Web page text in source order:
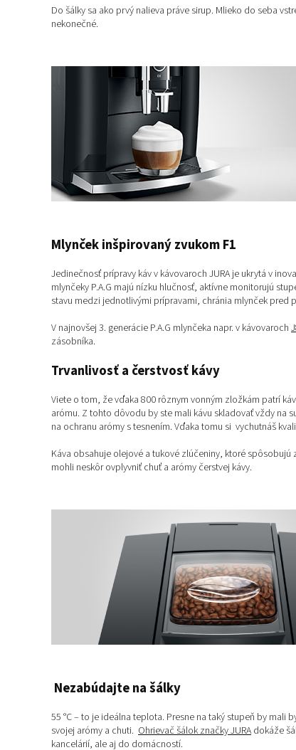
Do šálky sa ako prvý nalieva práve sirup. Mlieko do seba
nekonečné.
Mlynček inšpirovaný zvukom F1
Jedinečnosť prípravy káv v kávovaroch JURA je ukrytá v
mlynčeky P.A.G majú nízku hlučnosť, aktívne monitorujú
stavu medzi jednotlivými prípravami, chránia mlynček pred
V najnovšej 3. generácie P.A.G mlynčeka napr. v kávovaroch
zásobníka.
Trvanlivosť a čerstvosť kávy
Viete o tom, že vďaka 800 rôznym vonným zložkám patrí
arómu. Z tohto dôvodu by ste mali kávu skladovať vždy na
na ochranu arómy s tesnením. Vďaka tomu si vychutnáš
Káva obsahuje olejové a tukové zlúčeniny, ktoré
mohli neskôr ovplyvniť chuť a arómy čerstvej kávy.
Nezabúdajte na šálky
55 °C – to je ideálna teplota. Presne na taký stupeň by
svojej arómy a chuti. Ohrievač šálok značky JURA dokáže
kancelárií, ale aj do domácností.